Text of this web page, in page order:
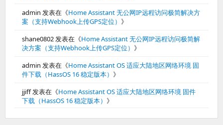
admin 发表在《Home Assistant 无公网IP远程访问极简解决方
案（支持Webhook上传GPS定位） 》
shane0802发表在《Home Assistant 无公网IP远程访问极简解
决方案（支持Webhook上传GPS定位） 》
admin 发表在《Home Assistant OS 适应大陆地区网络环境 固
件下载（HassOS 16 稳定版本） 》
jjiff发表在《Home Assistant OS 适应大陆地区网络环境 固件
下载（HassOS 16 稳定版本） 》